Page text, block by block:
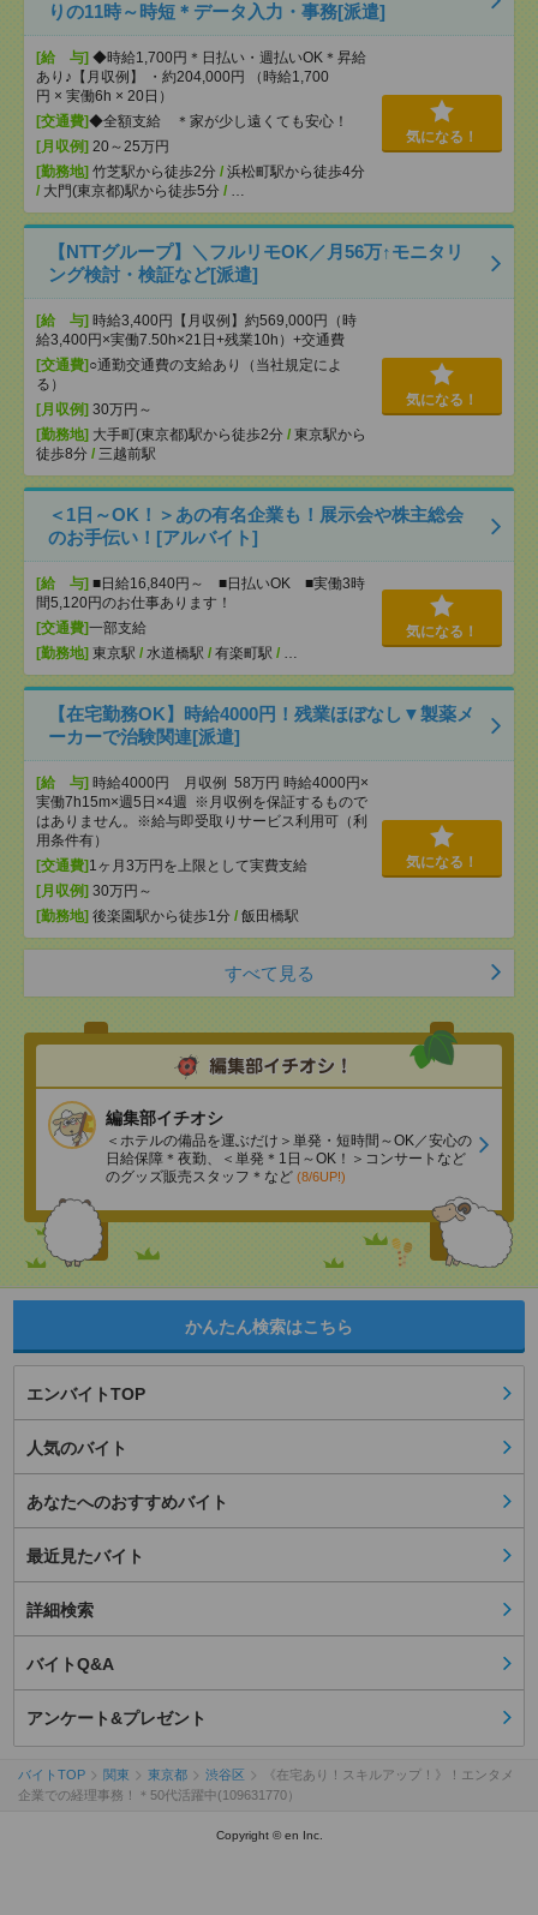
りの11時～時短＊データ入力・事務[派遣]
[給 与] ◆時給1,700円＊日払い・週払いOK＊昇給
あり♪【月収例】 ・約204,000円 （時給1,700
円 × 実働6h × 20日）
[交通費]◆全額支給 ＊家が少し遠くても安心！
[月収例] 20～25万円
[勤務地] 竹芝駅から徒歩2分 / 浜松町駅から徒歩4分
/ 大門(東京都)駅から徒歩5分 / …
気になる！
【NTTグループ】＼フルリモOK／月56万↑モニタリ
ング検討・検証など[派遣]
[給 与] 時給3,400円【月収例】約569,000円（時
給3,400円×実働7.50h×21日+残業10h）+交通費
[交通費] ○通勤交通費の支給あり（当社規定によ
る）
[月収例] 30万円～
[勤務地] 大手町(東京都)駅から徒歩2分 / 東京駅から
徒歩8分 / 三越前駅
気になる！
＜1日～OK！＞あの有名企業も！展示会や株主総会
のお手伝い！[アルバイト]
[給 与] ■日給16,840円～ ■日払いOK ■実働3時
間5,120円のお仕事あります！
[交通費]一部支給
[勤務地] 東京駅 / 水道橋駅 / 有楽町駅 / …
気になる！
【在宅勤務OK】時給4000円！残業ほぼなし▼製薬メ
ーカーで治験関連[派遣]
[給 与] 時給4000円 月収例 58万円 時給4000円×
実働7h15m×週5日×4週 ※月収例を保証するもので
はありません。※給与即受取りサービス利用可（利
用条件有）
[交通費] 1ヶ月3万円を上限として実費支給
[月収例] 30万円～
[勤務地] 後楽園駅から徒歩1分 / 飯田橋駅
気になる！
すべて見る
編集部イチオシ
＜ホテルの備品を運ぶだけ＞単発・短時間～OK／安心の
日給保障＊夜勤、＜単発＊1日～OK！＞コンサートなど
のグッズ販売スタッフ＊など (8/6UP!)
かんたん検索はこちら
エンバイトTOP
人気のバイト
あなたへのおすすめバイト
最近見たバイト
詳細検索
バイトQ&A
アンケート&プレゼント
バイトTOP 関東 東京都 渋谷区
《在宅あり！スキルアップ！》！エンタメ
企業での経理事務！＊50代活躍中(109631770）
Copyright © en Inc.